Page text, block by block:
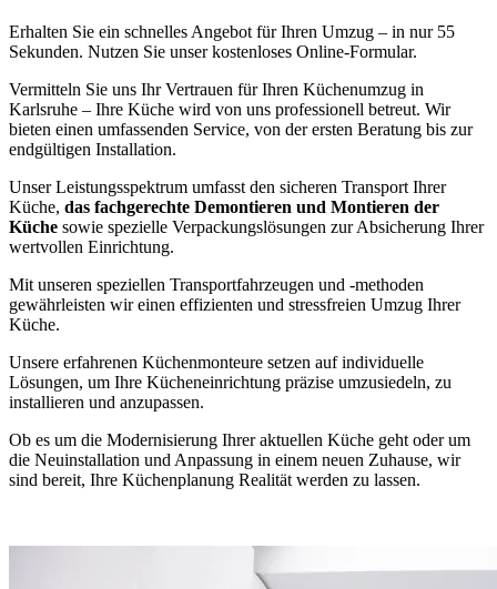
Erhalten Sie ein schnelles Angebot für Ihren Umzug – in nur 55
Sekunden. Nutzen Sie unser kostenloses Online-Formular.
Vermitteln Sie uns Ihr Vertrauen für Ihren Küchenumzug in
Karlsruhe – Ihre Küche wird von uns professionell betreut. Wir
bieten einen umfassenden Service, von der ersten Beratung bis zur
endgültigen Installation.
Unser Leistungsspektrum umfasst den sicheren Transport Ihrer
Küche, das fachgerechte Demontieren und Montieren der
Küche sowie spezielle Verpackungslösungen zur Absicherung Ihrer
wertvollen Einrichtung.
Mit unseren speziellen Transportfahrzeugen und -methoden
gewährleisten wir einen effizienten und stressfreien Umzug Ihrer
Küche.
Unsere erfahrenen Küchenmonteure setzen auf individuelle
Lösungen, um Ihre Kücheneinrichtung präzise umzusiedeln, zu
installieren und anzupassen.
Ob es um die Modernisierung Ihrer aktuellen Küche geht oder um
die Neuinstallation und Anpassung in einem neuen Zuhause, wir
sind bereit, Ihre Küchenplanung Realität werden zu lassen.